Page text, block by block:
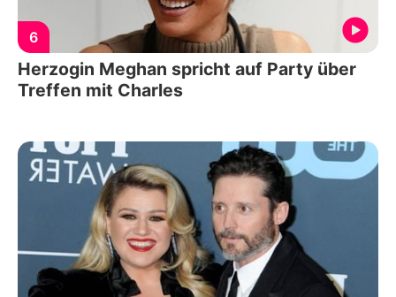
6
Herzogin Meghan spricht auf Party über
Treffen mit Charles